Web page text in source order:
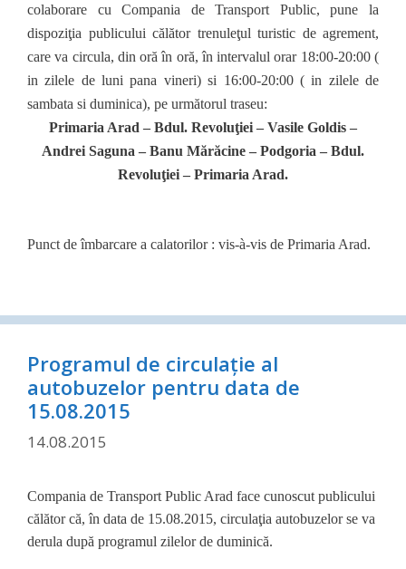
colaborare cu Compania de Transport Public, pune la
dispoziţia publicului călător trenuleţul turistic de agrement,
care va circula, din oră în oră, în intervalul orar 18:00-20:00 (
in zilele de luni pana vineri) si 16:00-20:00 ( in zilele de
sambata si duminica), pe următorul traseu:
Primaria Arad – Bdul. Revoluţiei – Vasile Goldis –
Andrei Saguna – Banu Mărăcine – Podgoria – Bdul.
Revoluţiei – Primaria Arad.
Punct de îmbarcare a calatorilor : vis-à-vis de Primaria Arad.
Programul de circulaţie al
autobuzelor pentru data de
15.08.2015
14.08.2015
Compania de Transport Public Arad face cunoscut publicului
călător că, în data de 15.08.2015, circulaţia autobuzelor se va
derula după programul zilelor de duminică.